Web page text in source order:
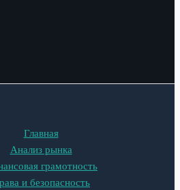
Главная
Анализ рынка
грамотность
и безопасность